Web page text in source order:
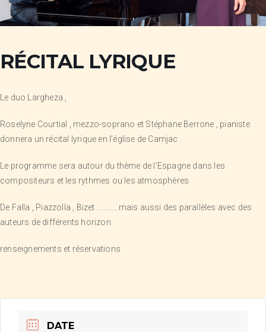
RÉCITAL LYRIQUE
Le duo Largheza ,
Roselyne Courtial , mezzo-soprano et Stéphane Berrone , pianiste
donnera un récital lyrique en l’église de Camjac .
Le programme sera autour du thème de l’Espagne dans les
compositeurs et les rythmes ou les atmosphères
De Falla , Piazzolla , Bizet …………mais aussi des parallèles avec des
auteurs de différents horizon.
renseignements et réservations
DATE